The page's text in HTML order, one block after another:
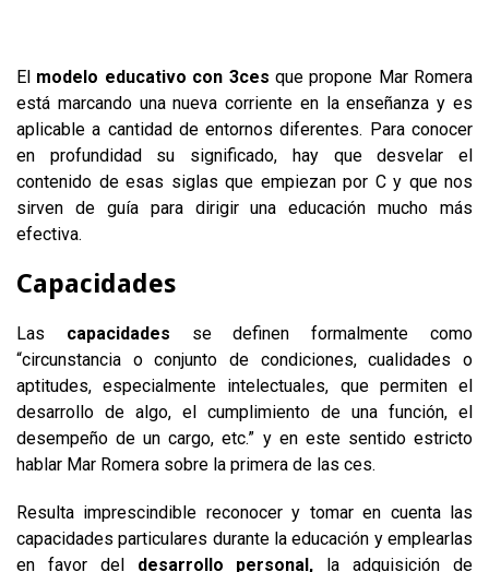
El modelo educativo con 3ces que propone Mar Romera
está marcando una nueva corriente en la enseñanza y es
aplicable a cantidad de entornos diferentes. Para conocer
en profundidad su significado, hay que desvelar el
contenido de esas siglas que empiezan por C y que nos
sirven de guía para dirigir una educación mucho más
efectiva.
Capacidades
Las capacidades se definen formalmente como
“circunstancia o conjunto de condiciones, cualidades o
aptitudes, especialmente intelectuales, que permiten el
desarrollo de algo, el cumplimiento de una función, el
desempeño de un cargo, etc.” y en este sentido estricto
hablar Mar Romera sobre la primera de las ces.
Resulta imprescindible reconocer y tomar en cuenta las
capacidades particulares durante la educación y emplearlas
en favor del desarrollo personal, la adquisición de